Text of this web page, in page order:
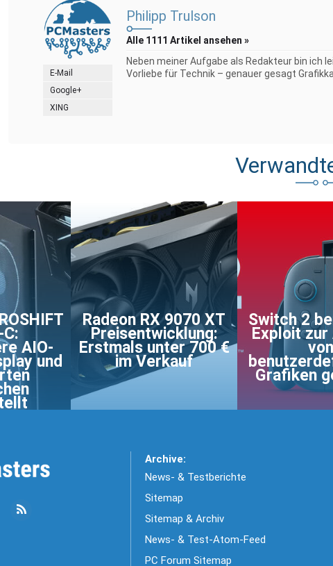
E-Mail
Google+
XING
Philipp Trulson
Alle 1111 Artikel ansehen »
Neben meiner Aufgabe als Redakteur bin ich
Vorliebe für Technik – genauer gesagt
AIO-
und
Radeon RX 9070 XT
Preisentwicklung:
Erstmals unter 700 €
im Verkauf
Switch 2
Exploit zur
von
Grafiken
Archive:
News- & Testberichte
Sitemap
Sitemap & Archiv
News- & Test-Atom-Feed
PC Forum Sitemap